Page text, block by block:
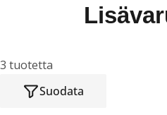
K
3 tuotetta
Suodata